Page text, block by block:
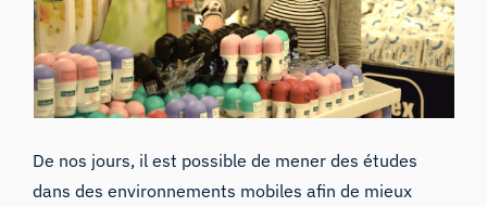
De nos jours, il est possible de mener des études
dans des environnements mobiles afin de mieux